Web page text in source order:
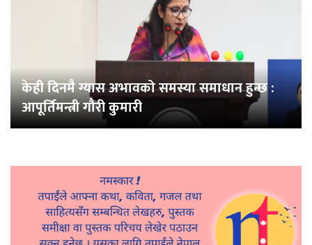
केही दिनमै ग्यास अभावको समस्या समाधान हुन्छ :
आपूर्तिमन्त्री गौरी कुमारी